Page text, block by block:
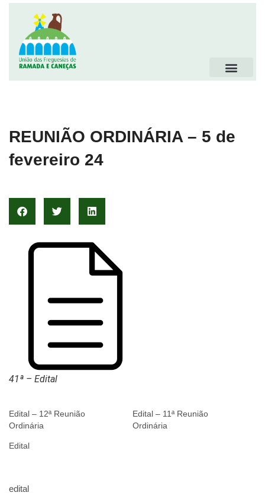
REUNIÃO ORDINÁRIA – 5 de
fevereiro 24
41ª – Edital
Edital – 12ª Reunião
Ordinária
Edital – 11ª Reunião
Ordinária
Edital
edital